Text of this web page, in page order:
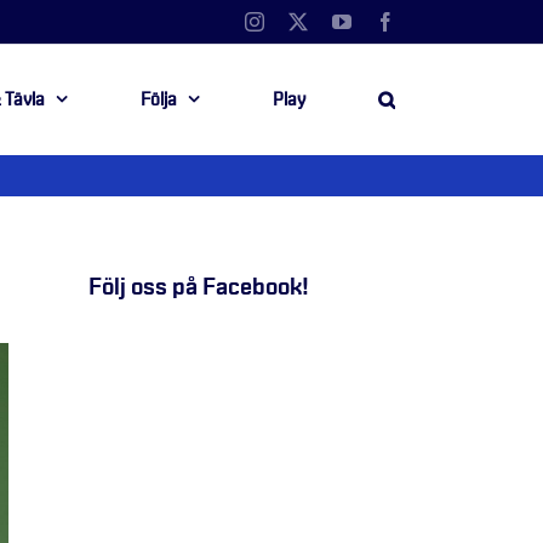
Instagram YouTube
Tävla Följa Play
Följ oss på Facebook!